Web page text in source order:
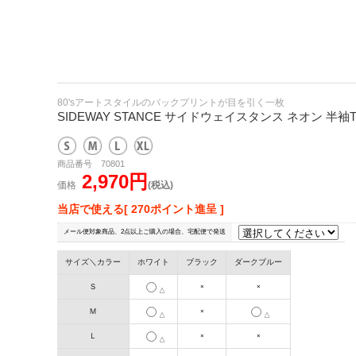
80'sアートスタイルのバックプリントが目を引く一枚
SIDEWAY STANCE サイドウェイスタンス ネオン 半袖
商品番号 70801
価格 2,970円 (税込)
当店で使える[ 270ポイント進呈 ]
メール便対象商品、2点以上ご購入の場合、宅配便で発送
サイズ＼カラー ホワイト ブラック ダークブルー
Ｓ △
× ×
Ｍ △
×
△
Ｌ △
× ×